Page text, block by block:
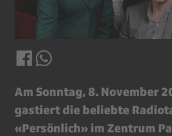
Am Sonntag, 8. November
gastiert die beliebte
«Persönlich» im Zentrum